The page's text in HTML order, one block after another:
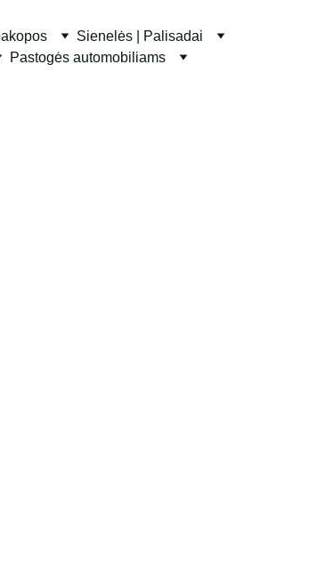
Sienelės | Palisadai
Pastogės automobiliams